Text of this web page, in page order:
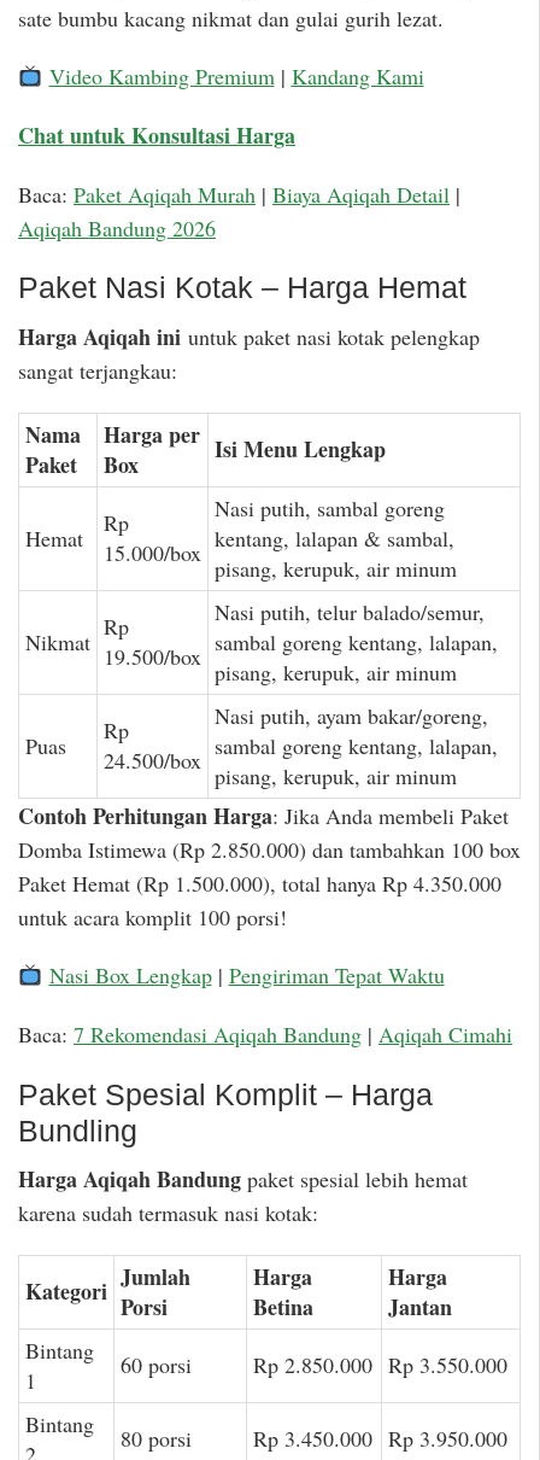
sate bumbu kacang nikmat dan gulai gurih lezat.
Video Kambing Premium| Kandang Kami
Chat untuk Konsultasi Harga
Baca: Paket Aqiqah Murah | Biaya Aqiqah Detail |
Aqiqah Bandung 2026
Paket Nasi Kotak – Harga Hemat
Harga Aqiqah ini untuk paket nasi kotak pelengkap
sangat terjangkau:
Nama
Paket
Harga per
Box
Isi Menu Lengkap
Hemat
Rp
15.000/box
Nasi putih, sambal goreng
kentang, lalapan & sambal,
pisang, kerupuk, air minum
Nikmat
Rp
19.500/box
Nasi putih, telur balado/semur,
sambal goreng kentang, lalapan,
pisang, kerupuk, air minum
Puas
Rp
24.500/box
Nasi putih, ayam bakar/goreng,
sambal goreng kentang, lalapan,
pisang, kerupuk, air minum
Contoh Perhitungan Harga: Jika Anda membeli Paket
Domba Istimewa (Rp 2.850.000) dan tambahkan 100 box
Paket Hemat (Rp 1.500.000), total hanya Rp 4.350.000
untuk acara komplit 100 porsi!
Nasi Box Lengkap| Pengiriman Tepat Waktu
Baca: 7 Rekomendasi Aqiqah Bandung | Aqiqah Cimahi
Paket Spesial Komplit – Harga
Bundling
Harga Aqiqah Bandung paket spesial lebih hemat
karena sudah termasuk nasi kotak:
Kategori Jumlah
Porsi
Harga
Betina
Harga
Jantan
Bintang
1
60 porsi Rp 2.850.000 Rp 3.550.000
Bintang
2
80 porsi Rp 3.450.000 Rp 3.950.000